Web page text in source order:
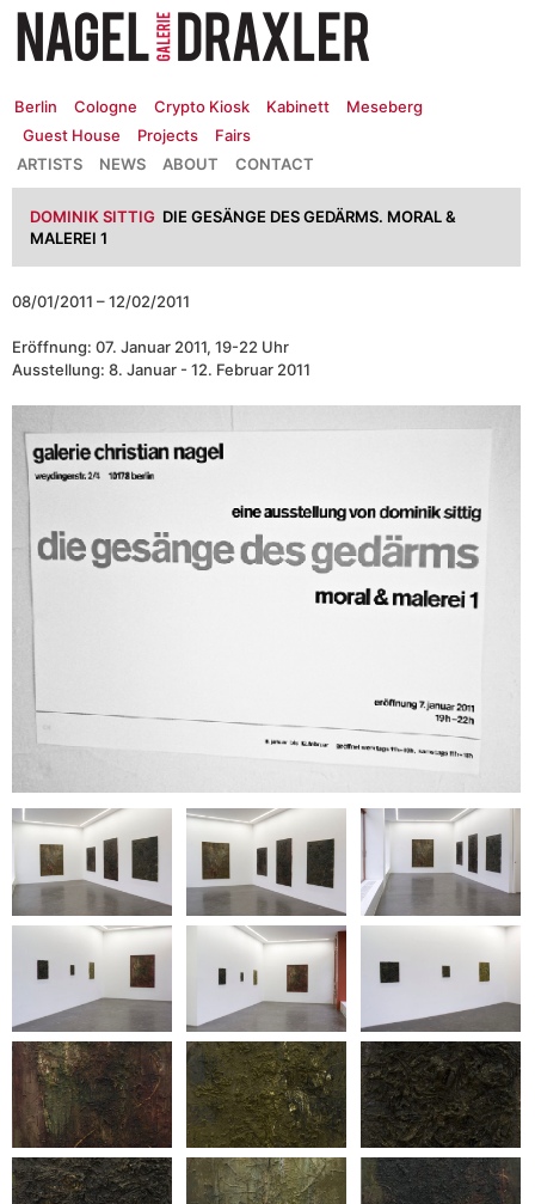
Zum
Inhalt
springen
Berlin Cologne Crypto Kiosk Kabinett
Meseberg
Guest House
Projects
Fairs
CONTACT
ABOUT
NEWS
ARTISTS
DOMINIK SITTIG DIE GESÄNGE DES GEDÄRMS. MORAL &
MALEREI 1
08/01/2011 – 12/02/2011
Eröffnung: 07. Januar 2011, 19-22 Uhr
Ausstellung: 8. Januar - 12. Februar 2011